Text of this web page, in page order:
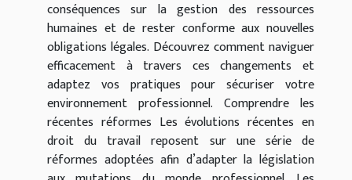
conséquences sur la gestion des ressources
humaines et de rester conforme aux nouvelles
obligations légales. Découvrez comment naviguer
efficacement à travers ces changements et
adaptez vos pratiques pour sécuriser votre
environnement professionnel. Comprendre les
récentes réformes Les évolutions récentes en
droit du travail reposent sur une série de
réformes adoptées afin d’adapter la législation